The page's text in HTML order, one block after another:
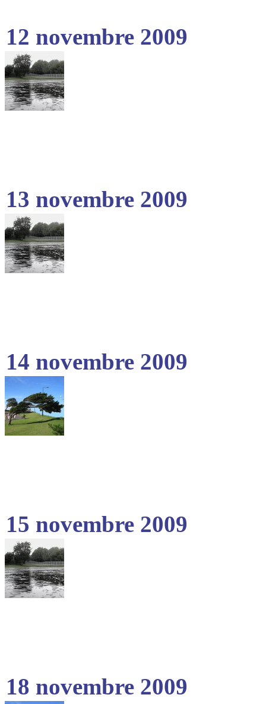
12 novembre 2009
13 novembre 2009
14 novembre 2009
15 novembre 2009
18 novembre 2009